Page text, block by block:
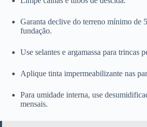
Garanta declive do terreno mínimo de
fundação.
Use selantes e argamassa para trincas
Aplique tinta impermeabilizante nas
Para umidade interna, use
mensais.